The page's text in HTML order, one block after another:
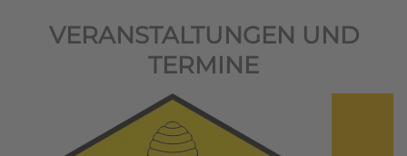
VERANSTALTUNGEN UND
TERMINE